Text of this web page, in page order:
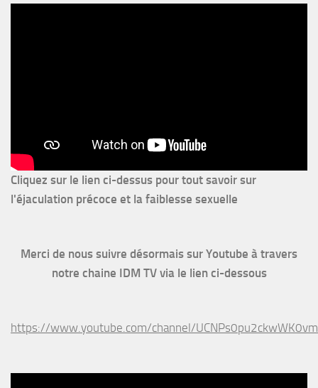
Cliquez sur le lien ci-dessus pour tout savoir sur
l'éjaculation précoce et la faiblesse sexuelle
Merci de nous suivre désormais sur Youtube à travers
notre chaine IDM TV via le lien ci-dessous
https://www.youtube.com/channel/